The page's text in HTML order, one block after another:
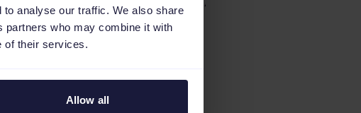
analyse our traffic. We also share
partners who may combine it with
of their services.
Allow all
los usuarios pueden
de adquirirlas.